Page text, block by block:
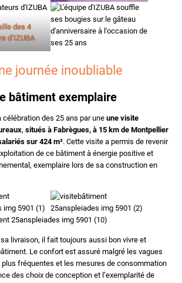
des 4
d’IZUBA
journée inoubliable
bâtiment exemplaire
célébration des 25 ans par une une visite
, situés à Fabrègues, à 15 km de Montpellier
sur 424 m². Cette visite a permis de revenir
de ce bâtiment à énergie positive et
exemplaire lors de sa construction en
livraison, il fait toujours aussi bon vivre et
Le confort est assuré malgré les vagues
plus fréquentes et les mesures de consommation
des choix de conception et l’exemplarité de